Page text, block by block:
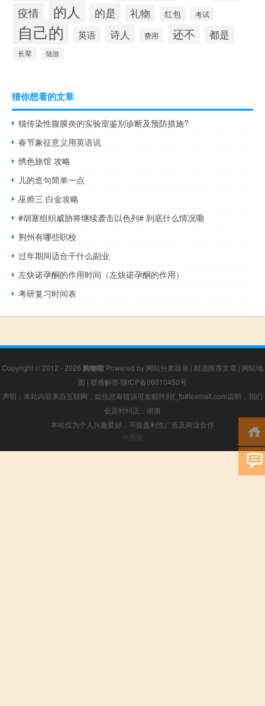
疫情 的人 的是 礼物 红包 考试
自己的 英语 诗人 费用 还不 都是
长辈 陆游
猜你想看的文章
猫传染性腹膜炎的实验室鉴别诊断及预防措施?
春节象征意义用英语说
绣色旅馆 攻略
儿的造句简单一点
巫师三 白金攻略
#胡塞组织威胁将继续袭击以色列# 到底什么情况嘞
荆州有哪些职校
过年期间适合干什么副业
左炔诺孕酮的作用时间（左炔诺孕酮的作用）
考研复习时间表
Copyright © 2012 - 2026 购物啦 Powered by 网站分类目录 | 精选推荐文章 | 网站地
图 | 疑难解答 陕ICP备06010450号
声明：本站内容来自互联网，如信息有错误可发邮件到f_fb#foxmail.com说明，我们
会及时纠正，谢谢
本站仅为个人兴趣爱好，不接盈利性广告及商业合作
小男孩